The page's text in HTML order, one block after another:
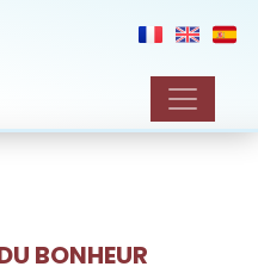
BONHEUR